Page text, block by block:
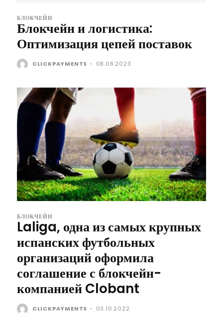
БЛОКЧЕЙН
Блокчейн и логистика:
Оптимизация цепей поставок
CLICKPAYMENTS - 08.08.2023
БЛОКЧЕЙН
Laliga, одна из самых крупных
испанских футбольных
организаций оформила
соглашение с блокчейн-
компанией Clobant
CLICKPAYMENTS - 03.10.2022